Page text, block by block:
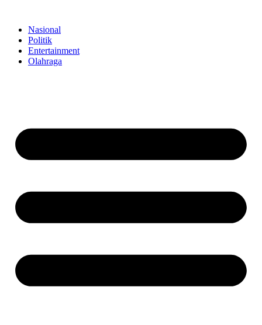
contentNasional
Politik
Entertainment
Olahraga